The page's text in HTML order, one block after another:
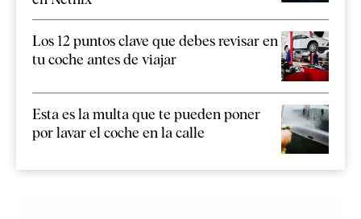
Los 12 puntos clave que debes revisar en
tu coche antes de viajar
Esta es la multa que te pueden poner
por lavar el coche en la calle